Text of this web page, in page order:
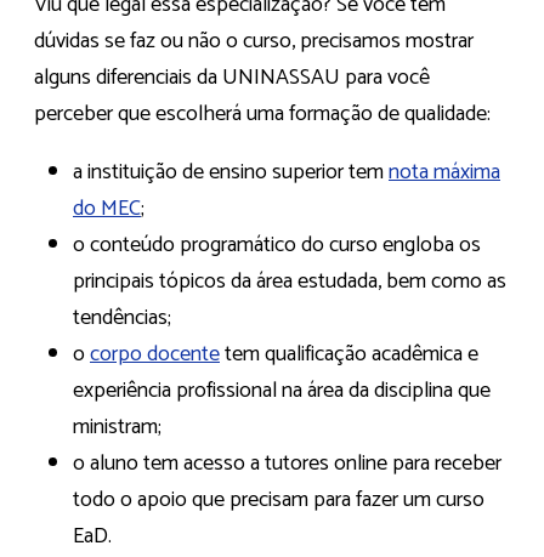
dúvidas se faz ou não o curso, precisamos mostrar
alguns diferenciais da UNINASSAU para você
perceber que escolherá uma formação de qualidade:
a instituição de ensino superior temnota máxima
do MEC;
o conteúdo programático do curso engloba os
principais tópicos da área estudada, bem como as
tendências;
ocorpo docentetem qualificação acadêmica e
experiência profissional na área da disciplina que
ministram;
o aluno tem acesso a tutores online para receber
todo o apoio que precisam para fazer um curso
EaD.